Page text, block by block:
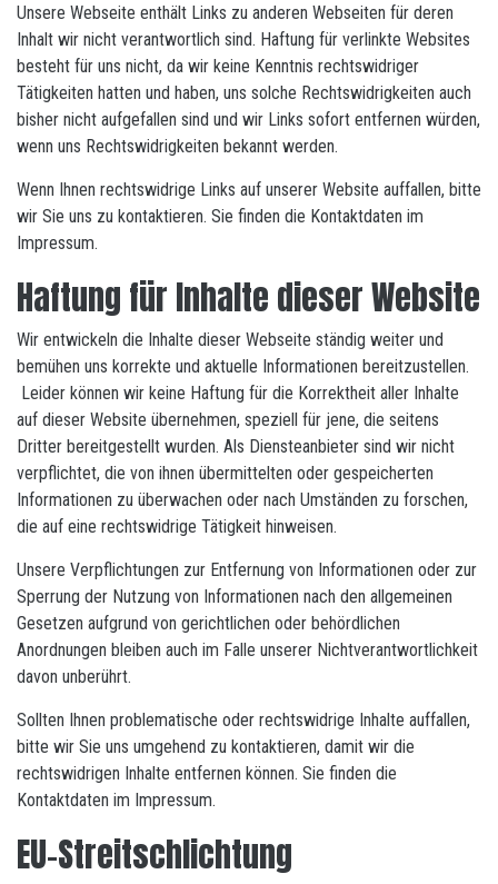
Unsere Webseite enthält Links zu anderen Webseiten für deren
Inhalt wir nicht verantwortlich sind. Haftung für verlinkte Websites
besteht für uns nicht, da wir keine Kenntnis rechtswidriger
Tätigkeiten hatten und haben, uns solche Rechtswidrigkeiten auch
bisher nicht aufgefallen sind und wir Links sofort entfernen würden,
wenn uns Rechtswidrigkeiten bekannt werden.
Wenn Ihnen rechtswidrige Links auf unserer Website auffallen, bitte
wir Sie uns zu kontaktieren. Sie finden die Kontaktdaten im
Impressum.
Haftung für Inhalte dieser Website
Wir entwickeln die Inhalte dieser Webseite ständig weiter und
bemühen uns korrekte und aktuelle Informationen bereitzustellen.
Leider können wir keine Haftung für die Korrektheit aller Inhalte
auf dieser Website übernehmen, speziell für jene, die seitens
Dritter bereitgestellt wurden. Als Diensteanbieter sind wir nicht
verpflichtet, die von ihnen übermittelten oder gespeicherten
Informationen zu überwachen oder nach Umständen zu forschen,
die auf eine rechtswidrige Tätigkeit hinweisen.
Unsere Verpflichtungen zur Entfernung von Informationen oder zur
Sperrung der Nutzung von Informationen nach den allgemeinen
Gesetzen aufgrund von gerichtlichen oder behördlichen
Anordnungen bleiben auch im Falle unserer Nichtverantwortlichkeit
davon unberührt.
Sollten Ihnen problematische oder rechtswidrige Inhalte auffallen,
bitte wir Sie uns umgehend zu kontaktieren, damit wir die
rechtswidrigen Inhalte entfernen können. Sie finden die
Kontaktdaten im Impressum.
EU-Streitschlichtung